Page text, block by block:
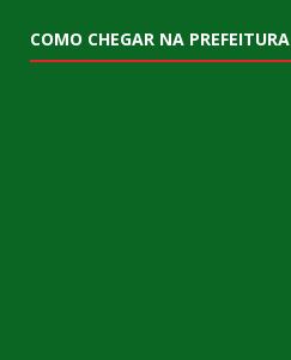
COMO CHEGAR NA PREFEITURA